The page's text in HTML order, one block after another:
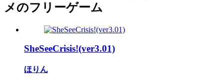
メのフリーゲーム
SheSeeCrisis!(ver3.01)
ほりん